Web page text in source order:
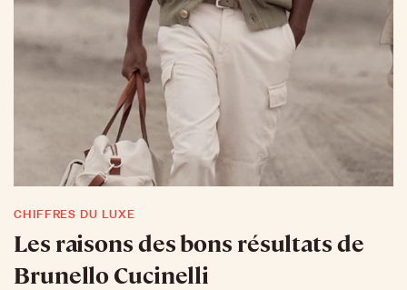
CHIFFRES DU LUXE
Les raisons des bons résultats de
Brunello Cucinelli